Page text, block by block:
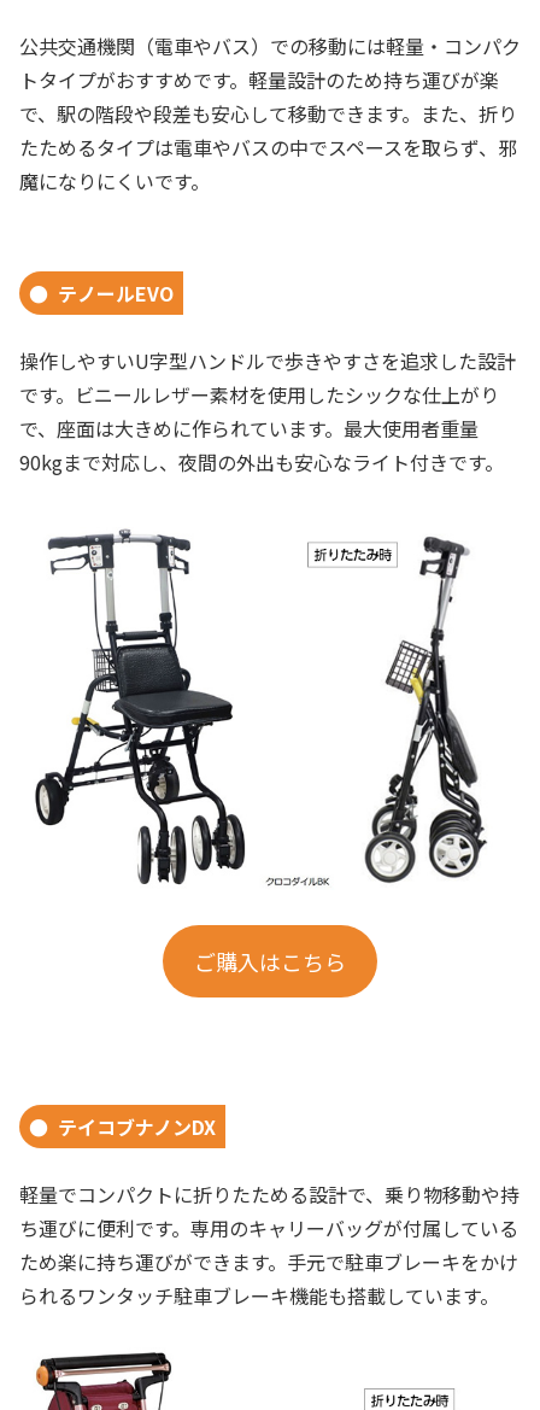
公共交通機関（電車やバス）での移動には軽量・コンパク
トタイプがおすすめです。軽量設計のため持ち運びが楽
で、駅の階段や段差も安心して移動できます。また、折り
たためるタイプは電車やバスの中でスペースを取らず、邪
魔になりにくいです。
テノールEVO
操作しやすいU字型ハンドルで歩きやすさを追求した設計
です。ビニールレザー素材を使用したシックな仕上がり
で、座面は大きめに作られています。最大使用者重量
90kgまで対応し、夜間の外出も安心なライト付きです。
ご購入はこちら
テイコブナノンDX
軽量でコンパクトに折りたためる設計で、乗り物移動や持
ち運びに便利です。専用のキャリーバッグが付属している
ため楽に持ち運びができます。手元で駐車ブレーキをかけ
られるワンタッチ駐車ブレーキ機能も搭載しています。